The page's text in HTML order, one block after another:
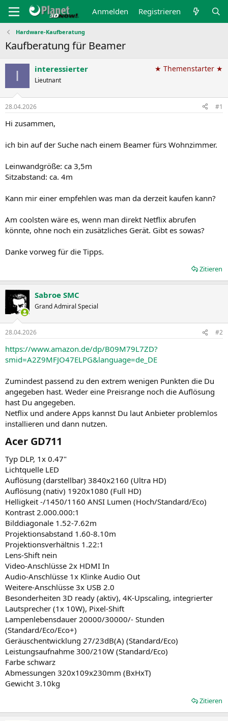
Anmelden Registrieren
Hardware-Kaufberatung
Kaufberatung für Beamer
I interessierter
Lieutnant
★ Themenstarter ★
28.04.2026 #1
Hi zusammen,
ich bin auf der Suche nach einem Beamer fürs Wohnzimmer.
Leinwandgröße: ca 3,5m
Sitzabstand: ca. 4m
Kann mir einer empfehlen was man da derzeit kaufen kann?
Am coolsten wäre es, wenn man direkt Netflix abrufen
könnte, ohne noch ein zusätzliches Gerät. Gibt es sowas?
Danke vorweg für die Tipps.
Zitieren
Sabroe SMC
Grand Admiral Special
28.04.2026 #2
https://www.amazon.de/dp/B09M79L7ZD?
smid=A2Z9MFJO47ELPG&language=de_DE
Zumindest passend zu den extrem wenigen Punkten die Du
angegeben hast. Weder eine Preisrange noch die Auflösung
hast Du angegeben.
Netflix und andere Apps kannst Du laut Anbieter problemlos
installieren und dann nutzen.
Acer GD711​
Typ DLP, 1x 0.47"
Lichtquelle LED
Auflösung (darstellbar) 3840x2160 (Ultra HD)
Auflösung (nativ) 1920x1080 (Full HD)
Helligkeit -/1450/1160 ANSI Lumen (Hoch/Standard/Eco)
Kontrast 2.000.000:1
Bilddiagonale 1.52-7.62m
Projektionsabstand 1.60-8.10m
Projektionsverhältnis 1.22:1
Lens-Shift nein
Video-Anschlüsse 2x HDMI In
Audio-Anschlüsse 1x Klinke Audio Out
Weitere-Anschlüsse 3x USB 2.0
Besonderheiten 3D ready (aktiv), 4K-Upscaling, integrierter
Lautsprecher (1x 10W), Pixel-Shift
Lampenlebensdauer 20000/30000/- Stunden
(Standard/Eco/Eco+)
Geräuschentwicklung 27/23dB(A) (Standard/Eco)
Leistungsaufnahme 300/210W (Standard/Eco)
Farbe schwarz
Abmessungen 320x109x230mm (BxHxT)
Gewicht 3.10kg
Zitieren